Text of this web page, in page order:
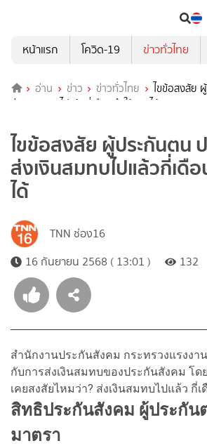
หน้าแรก
โควิด-19 ข่าวทั่วไทย
อ่าน ข่าว ข่าวทั่วไทย
ไขข้อสงสัย
ส่งเงินสมทบไปแล้วกี่เดือนถึงใช้สิทธิได้
ไขข้อสงสัย ผู้ประกันตน
ส่งเงินสมทบไปแล้วกี่เดื
ได้
TNN ช่อง16
16 กันยายน 2568 ( 13:01 )
132
สำนักงานประกันสังคม กระทรวงแรงงา
กับการส่งเงินสมทบของประกันสังคม โด
เคยสงสัยไหมว่า? ส่งเงินสมทบไปแล้ว กี่
สิทธิประกันสังคม ผู้ประกั
มาตรา